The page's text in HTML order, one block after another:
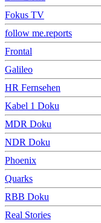
Fokus TV
follow me.reports
Frontal
Galileo
HR Fernsehen
Kabel 1 Doku
MDR Doku
NDR Doku
Phoenix
Quarks
RBB Doku
Real Stories